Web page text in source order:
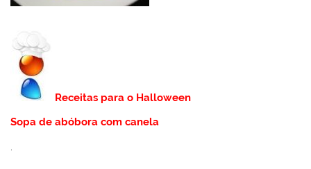
Receitas para o Halloween
Sopa de abóbora com canela